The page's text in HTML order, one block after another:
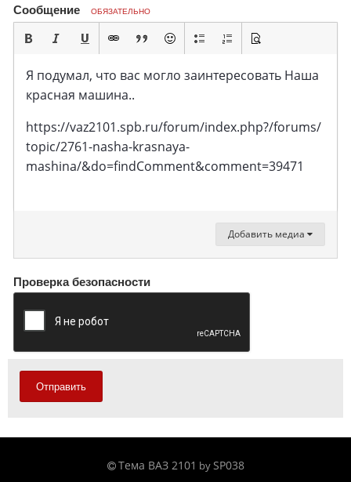
Сообщение ОБЯЗАТЕЛЬНО
Я подумал, что вас могло заинтересовать Наша
красная машина..
https://vaz2101.spb.ru/forum/index.php?/forums/
topic/2761-nasha-krasnaya-
mashina/&do=findComment&comment=39471
Добавить медиа
Проверка безопасности
Отправить
Тема ВАЗ 2101 by SP038